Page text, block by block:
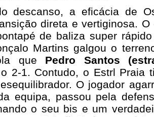
descanso, a eficácia de
direta e vertiginosa.
de baliza super
Martins galgou o
que Pedro Santos
2-1. Contudo, o Estrl Praia
O jogador
equipa, passou pela
o seu bis e um